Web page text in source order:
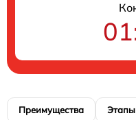
Преимущества